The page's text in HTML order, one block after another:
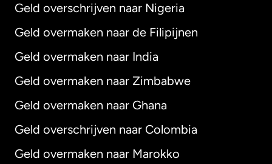
Geld overschrijven naar Nigeria
Geld overmaken naar de Filipijnen
Geld overmaken naar India
Geld overmaken naar Zimbabwe
Geld overmaken naar Ghana
Geld overschrijven naar Colombia
Geld overmaken naar Marokko